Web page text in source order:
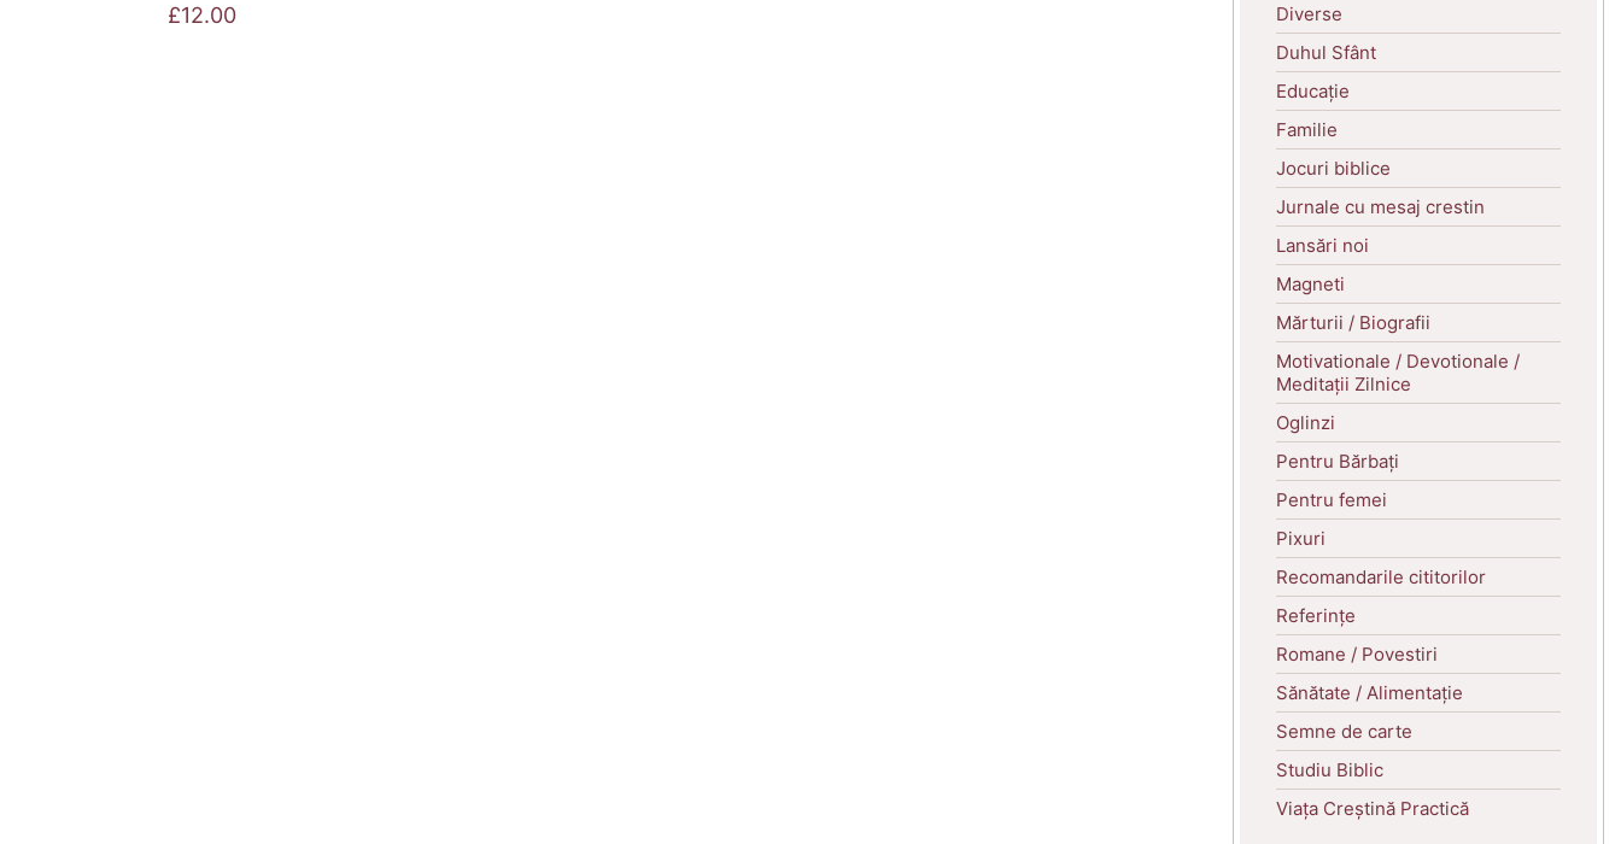
£12.00
Diverse
Duhul Sfânt
Educație
Familie
Jocuri biblice
Jurnale cu mesaj crestin
Lansări noi
Magneti
Mărturii / Biografii
Motivationale / Devotionale /
Meditații Zilnice
Oglinzi
Pentru Bărbați
Pentru femei
Pixuri
Recomandarile cititorilor
Referințe
Romane / Povestiri
Sănătate / Alimentație
Semne de carte
Studiu Biblic
Viața Creștină Practică